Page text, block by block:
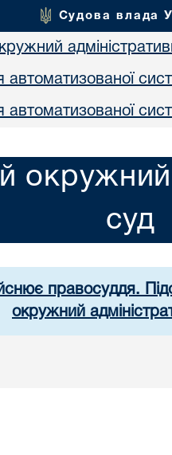
Судова влада
окружний
суд
правосуддя.
окружний